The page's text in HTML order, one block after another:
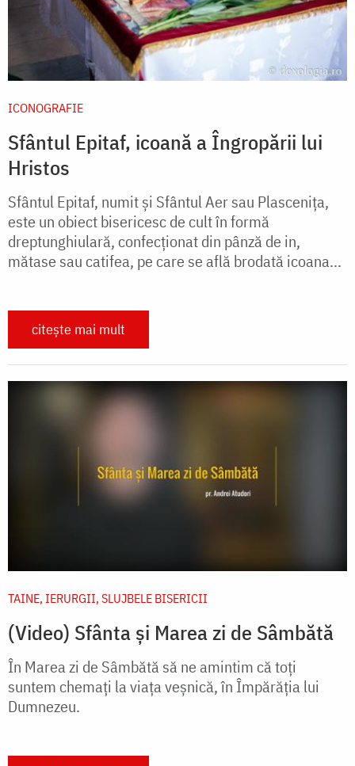
ICONOGRAFIE
Sfântul Epitaf, icoană a Îngropării lui
Hristos
Sfântul Epitaf, numit și Sfântul Aer sau Plascenița,
este un obiect bisericesc de cult în formă
dreptunghiulară, confecționat din pânză de in,
mătase sau catifea, pe care se află brodată icoana...
citește mai mult
TAINE, IERURGII, SLUJBELE BISERICII
(Video) Sfânta și Marea zi de Sâmbătă
În Marea zi de Sâmbătă să ne amintim că toți
suntem chemați la viața veșnică, în Împărăția lui
Dumnezeu.